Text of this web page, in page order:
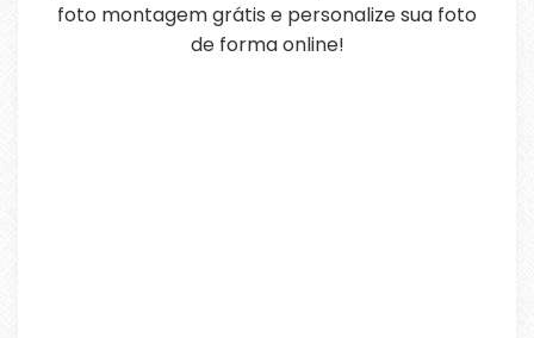
foto montagem grátis e personalize sua foto
de forma online!